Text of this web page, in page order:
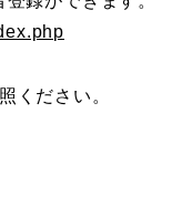
ください。